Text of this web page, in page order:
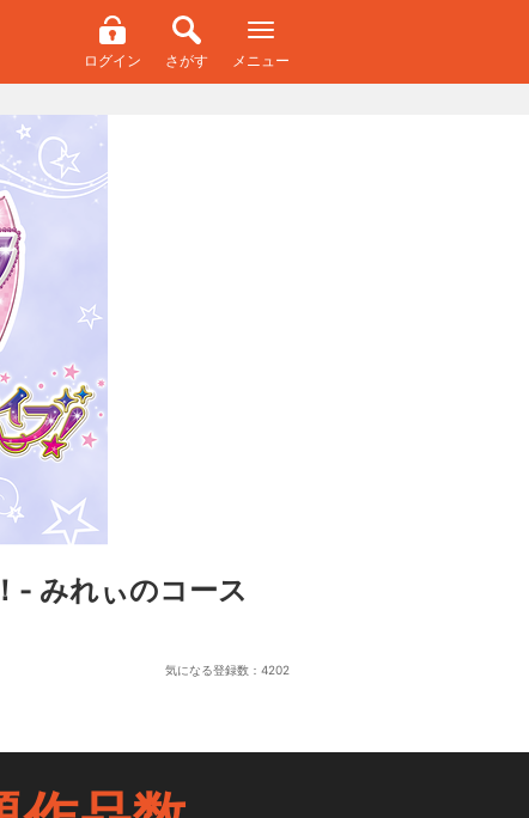
ログイン さがす メニュー
- みれぃのコース
気になる登録数： 4202